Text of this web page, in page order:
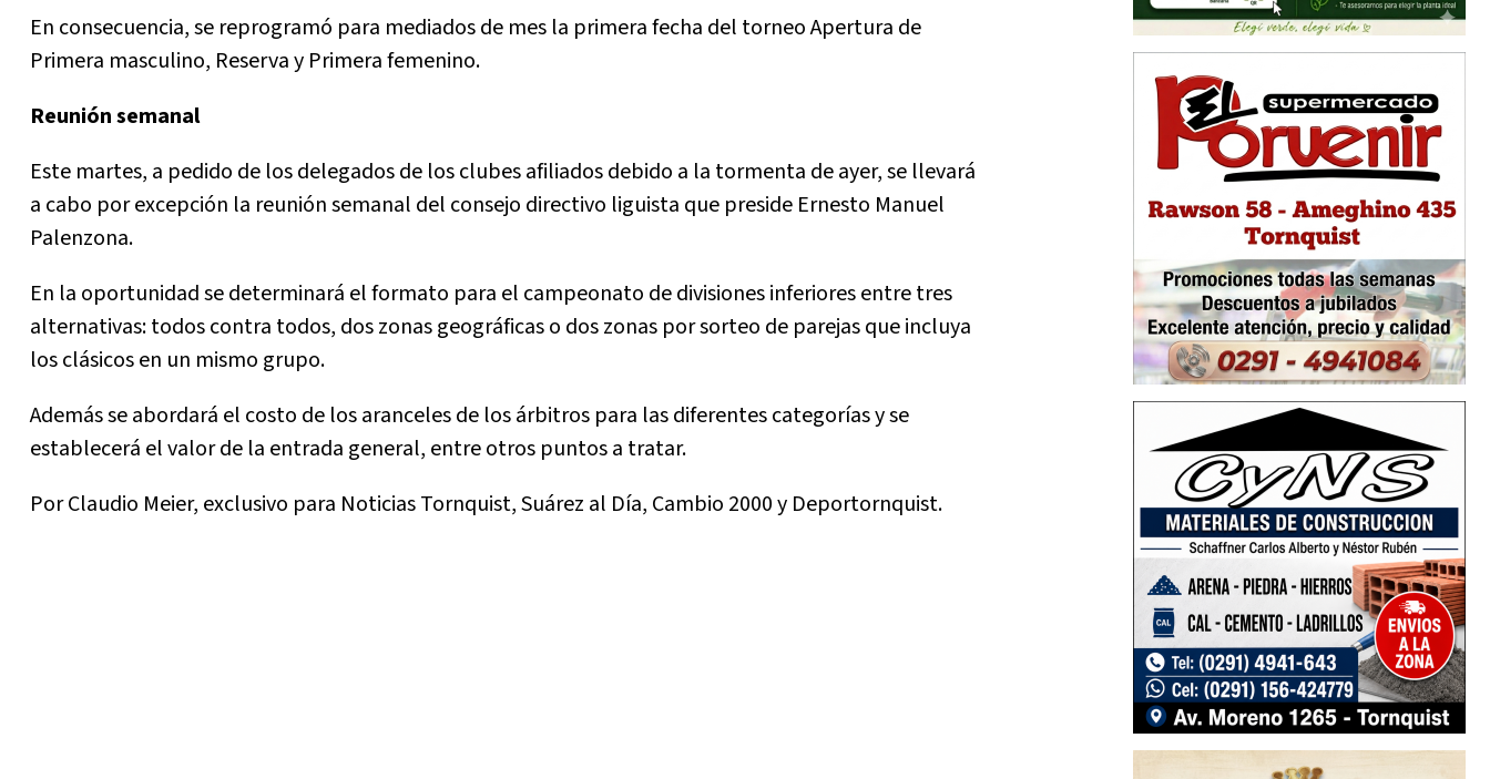
En consecuencia, se reprogramó para mediados de mes la primera fecha del torneo Apertura de
Primera masculino, Reserva y Primera femenino.
Reunión semanal
Este martes, a pedido de los delegados de los clubes afiliados debido a la tormenta de ayer, se llevará
a cabo por excepción la reunión semanal del consejo directivo liguista que preside Ernesto Manuel
Palenzona.
En la oportunidad se determinará el formato para el campeonato de divisiones inferiores entre tres
alternativas: todos contra todos, dos zonas geográficas o dos zonas por sorteo de parejas que incluya
los clásicos en un mismo grupo.
Además se abordará el costo de los aranceles de los árbitros para las diferentes categorías y se
establecerá el valor de la entrada general, entre otros puntos a tratar.
Por Claudio Meier, exclusivo para Noticias Tornquist, Suárez al Día, Cambio 2000 y Deportornquist.